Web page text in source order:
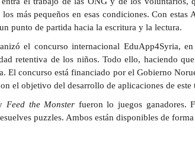
más pequeños en esas condiciones. Con estas
punto de partida hacia la escritura y la lectura.
el concurso internacional EduApp4Syria,
retentiva de los niños. Todo ello, haciendo
El concurso está financiado por el Gobierno
el objetivo del desarrollo de aplicaciones de este
Feed the Monster fueron lo juegos ganadores.
puzzles. Ambos están disponibles de